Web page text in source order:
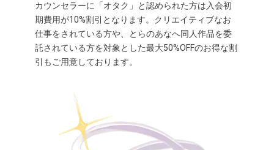
カウンセラーに「オタク」と認められた方は入会初
期費用が10%割引となります。クリエイティブなお
仕事をされている方や、とらのあなへ同人作品を委
託されている方を対象とした最大50%OFFのお得な割
引もご用意しております。